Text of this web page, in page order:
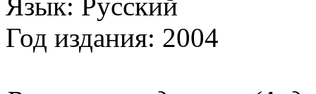
Год издания: 2004